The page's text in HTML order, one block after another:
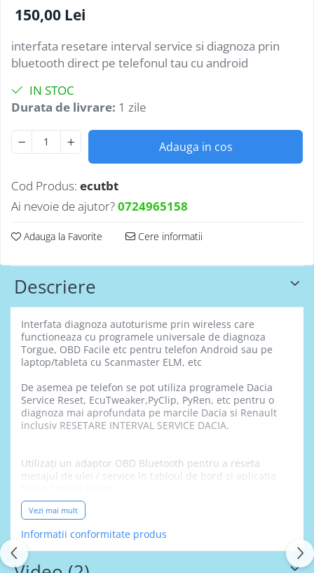
150,00 Lei
interfata resetare interval service si diagnoza prin
bluetooth direct pe telefonul tau cu android
IN STOC
Durata de livrare: 1 zile
Adauga in cos
Cod Produs: ecutbt
Ai nevoie de ajutor?0724965158
Adauga la Favorite Cere informatii
Descriere
Interfata diagnoza autoturisme prin wireless care
functioneaza cu programele universale de diagnoza
Torgue, OBD Facile etc pentru telefon Android sau pe
laptop/tableta cu Scanmaster ELM, etc
De asemea pe telefon se pot utiliza programele Dacia
Service Reset, EcuTweaker,PyClip, PyRen, etc pentru o
diagnoza mai aprofundata pe marcile Dacia si Renault
inclusiv RESETARE INTERVAL SERVICE DACIA.
Utilizați un adaptor OBD Bluetooth pentru a reseta
mesajul de ulei / service în tabloul de bord si aplicatia
Pe tableta/laptop programul DDT4ALL pentru a
diagnostica toate modulele marcilor Nissan, Dacia si
Renault pe protocolul de comunicare CAN
Vezi mai mult
Informatii conformitate produs